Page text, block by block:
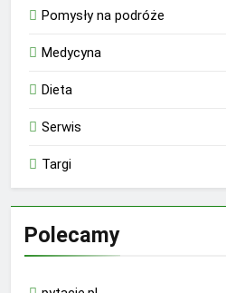
Pomysły na podróże
Medycyna
Dieta
Serwis
Targi
Polecamy